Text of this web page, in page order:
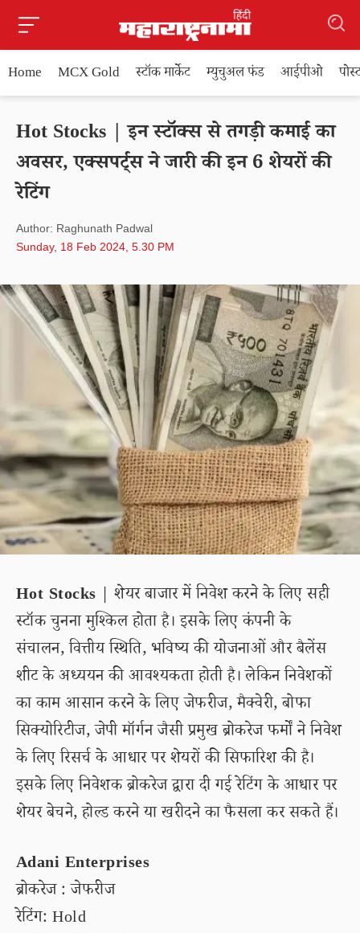
Home MCX Gold स्टॉक मार्केट म्युचुअल फंड आईपीओ
Hot Stocks | इन स्टॉक्स से तगड़ी कमाई का
अवसर, एक्सपर्ट्स ने जारी की इन 6 शेयरों की
रेटिंग
Author: Raghunath Padwal
Sunday, 18 Feb 2024, 5.30 PM
Hot Stocks | शेयर बाजार में निवेश करने के लिए सही
स्टॉक चुनना मुश्किल होता है। इसके लिए कंपनी के
संचालन, वित्तीय स्थिति, भविष्य की योजनाओं और बैलेंस
शीट के अध्ययन की आवश्यकता होती है। लेकिन निवेशकों
का काम आसान करने के लिए जेफरीज, मैक्वेरी, बोफा
सिक्योरिटीज, जेपी मॉर्गन जैसी प्रमुख ब्रोकरेज फर्मों ने निवेश
के लिए रिसर्च के आधार पर शेयरों की सिफारिश की है।
इसके लिए निवेशक ब्रोकरेज द्वारा दी गई रेटिंग के आधार पर
शेयर बेचने, होल्ड करने या खरीदने का फैसला कर सकते हैं।
Adani Enterprises
ब्रोकरेज : जेफरीज
रेटिंग: Hold